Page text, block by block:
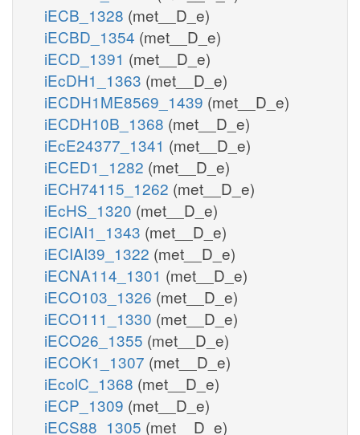
iECB_1328 (met__D_e)
iECBD_1354 (met__D_e)
iECD_1391 (met__D_e)
iEcDH1_1363 (met__D_e)
iECDH1ME8569_1439 (met__D_e)
iECDH10B_1368 (met__D_e)
iEcE24377_1341 (met__D_e)
iECED1_1282 (met__D_e)
iECH74115_1262 (met__D_e)
iEcHS_1320 (met__D_e)
iECIAI1_1343 (met__D_e)
iECIAI39_1322 (met__D_e)
iECNA114_1301 (met__D_e)
iECO103_1326 (met__D_e)
iECO111_1330 (met__D_e)
iECO26_1355 (met__D_e)
iECOK1_1307 (met__D_e)
iEcolC_1368 (met__D_e)
iECP_1309 (met__D_e)
iECS88_1305 (met__D_e)